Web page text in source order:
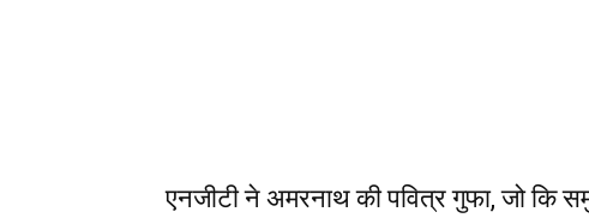
एनजीटी ने अमरनाथ की पवित्र गुफा, जो कि